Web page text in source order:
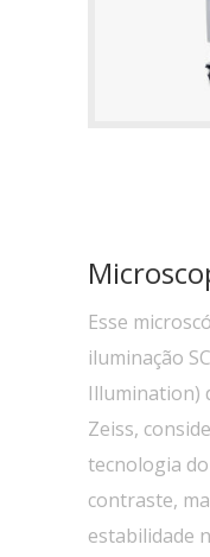
Esse
iluminação
Illumination)
Zeiss,
tecnologia
contraste,
estabilidade